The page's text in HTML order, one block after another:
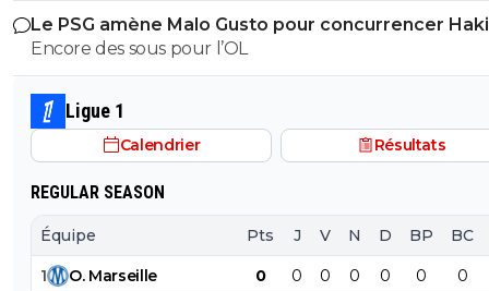
mieux.
Le PSG amène Malo Gusto pour concurrencer
Encore des sous pour l’OL
Ligue 1
Calendrier Résultats
REGULAR SEASON
Équipe Pts J V N D BP BC
1 O. Marseille 0 0 0 0 0 0 0